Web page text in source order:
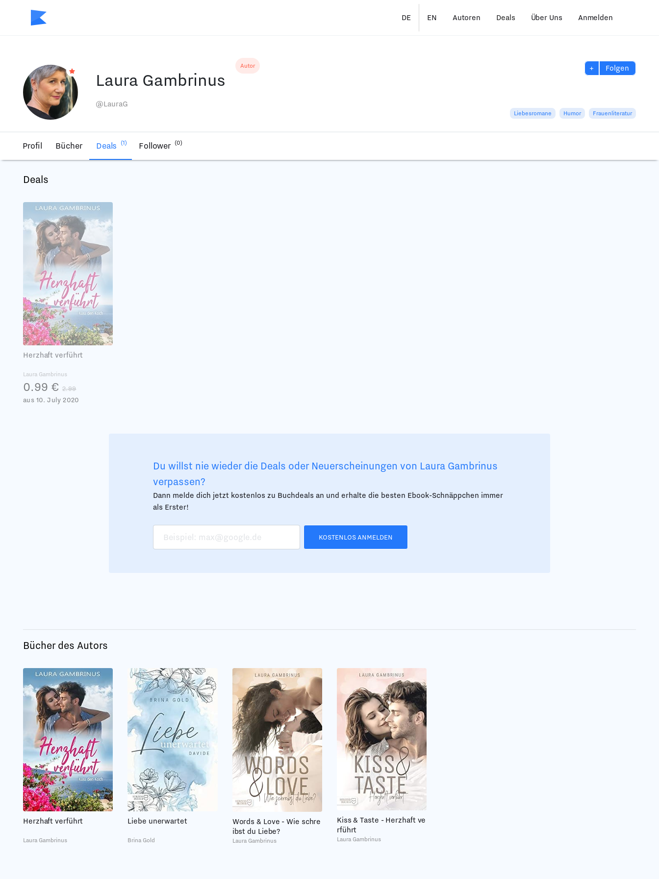
DE EN Autoren Deals Über Uns Anmelden
Laura Gambrinus
Autor
@LauraG
+ Folgen
Liebesromane Humor Frauenliteratur
Profil Bücher Deals (1) Follower (0)
Deals
Herzhaft verführt
Laura Gambrinus
0.99 € 2.99
aus 10. July 2020
Du willst nie wieder die Deals oder Neuerscheinungen von Laura Gambrinus
verpassen?
Dann melde dich jetzt kostenlos zu Buchdeals an und erhalte die besten Ebook-Schnäppchen immer
als Erster!
Bücher des Autors
Herzhaft verführt
Laura Gambrinus
Liebe unerwartet
Brina Gold
Words & Love - Wie schre
ibst du Liebe?
Laura Gambrinus
Kiss & Taste - Herzhaft ve
rführt
Laura Gambrinus